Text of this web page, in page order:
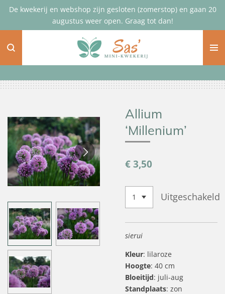
Ga
de
De kwekerij en webshop zijn gesloten (zomerstop) en gaan 20
augustus weer open. Graag tot dan!
Allium
‘Millenium’
€ 3,50
Uitgeschakeld
sierui
Kleur: lilaroze
Hoogte: 40 cm
Bloeitijd: juli-aug
Standplaats: zon